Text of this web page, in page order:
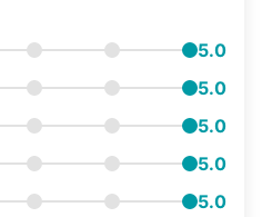
5.0
5.0
5.0
5.0
5.0